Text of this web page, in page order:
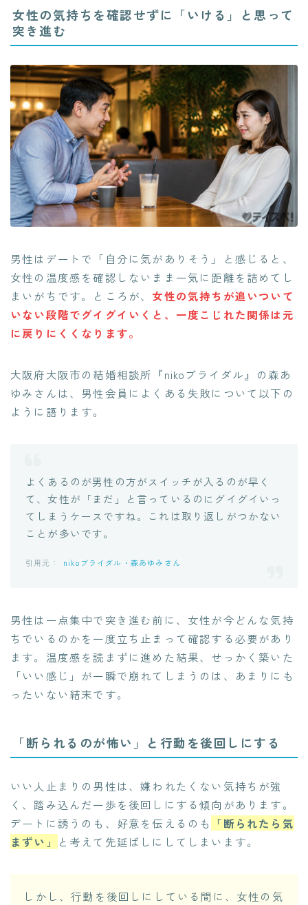
女性の気持ちを確認せずに「いける」と思って
突き進む
男性はデートで「自分に気がありそう」と感じると、
女性の温度感を確認しないまま一気に距離を詰めてし
まいがちです。ところが、 女性の気持ちが追いついて
いない段階でグイグイいくと、一度こじれた関係は元
に戻りにくくなります。
大阪府大阪市の結婚相談所『nikoブライダル』の森あ
ゆみさんは、男性会員によくある失敗について以下の
ように語ります。
よくあるのが男性の方がスイッチが入るのが早く
て、女性が「まだ」と言っているのにグイグイいっ
てしまうケースですね。これは取り返しがつかない
ことが多いです。
nikoブライダル・森あゆみさん
男性は一点集中で突き進む前に、女性が今どんな気持
ちでいるのかを一度立ち止まって確認する必要があり
ます。温度感を読まずに進めた結果、せっかく築いた
「いい感じ」が一瞬で崩れてしまうのは、あまりにも
ったいない結末です。
「断られるのが怖い」と行動を後回しにする
いい人止まりの男性は、嫌われたくない気持ちが強
く、踏み込んだ一歩を後回しにする傾向があります。
デートに誘うのも、好意を伝えるのも
「断られたら気
まずい」
と考えて先延ばしにしてしまいます。
しかし、行動を後回しにしている間に、女性の気